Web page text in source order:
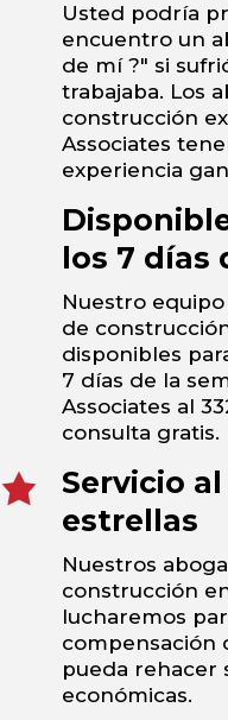
Usted podría
encuentro un
de mí ?" si
trabajaba. Los
construcción
Associates
experiencia
los 7 días
Nuestro
de
disponibles
7 días de la
Associates al
consulta gratis.
Servicio
estrellas
Nuestros
construcción
lucharemos
compensación
pueda rehacer
económicas.